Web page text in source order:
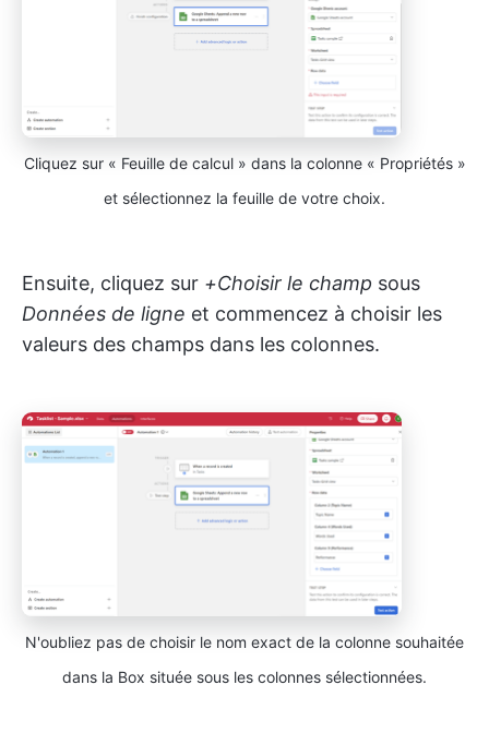
Cliquez sur « Feuille de calcul » dans la colonne « Propriétés »
et sélectionnez la feuille de votre choix.
Ensuite, cliquez sur +Choisir le champ sous
Données de ligne et commencez à choisir les
valeurs des champs dans les colonnes.
N'oubliez pas de choisir le nom exact de la colonne souhaitée
dans la Box située sous les colonnes sélectionnées.